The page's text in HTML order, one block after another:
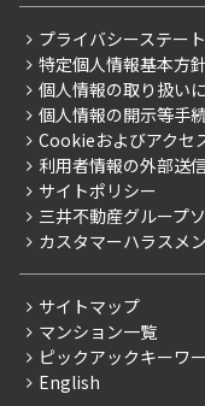
こだわりから探す
こだわり一覧
プレミアムマンショ
新築
当社限定（港区・渋
当社限定（港区・渋
三井不動産企画
賃料改定
フリーレント
ペット可
ご入居・提携サービ
お部屋探しからご契
よくあるご質問
社宅紹介
【仲介会社様向け】
会社情報
事業案内
採用情報
ニュースリリース
お問い合わせ
プライバシーステー
特定個人情報基本方針
個人情報の取り扱い
個人情報の開示等手
Cookieおよびアクセ
利用者情報の外部送
サイトポリシー
三井不動産グループ
カスタマーハラスメ
サイトマップ
マンション一覧
ピックアックキーワ
English